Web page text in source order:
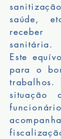
saúde,
receber
sanitária.
Este
para o
trabalhos.
situação